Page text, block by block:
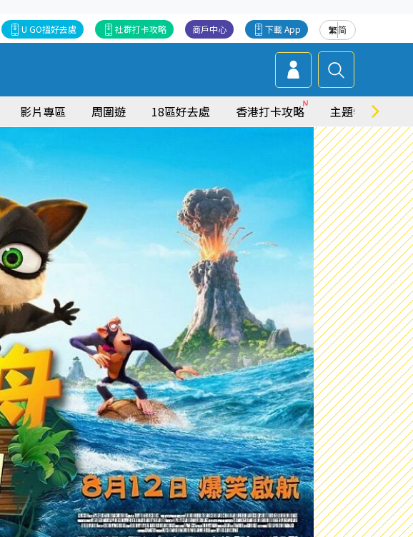
繁简
下載 App
商戶中心
社群打卡攻略
U GO搵好去處
影片專區 周圍遊 18區好去處 香港打卡攻略 主題特集